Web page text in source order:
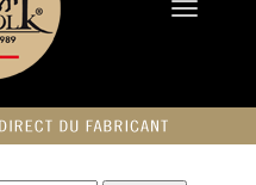
Toggle